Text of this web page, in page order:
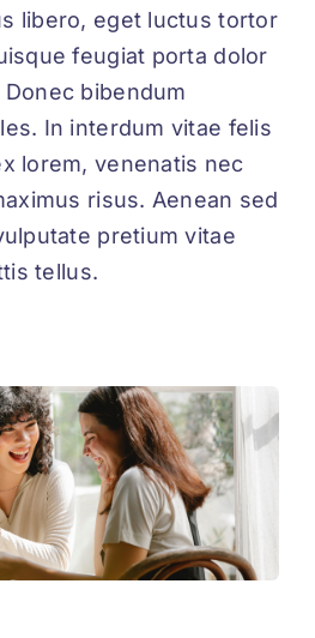
libero, eget luctus tortor
feugiat porta dolor
bibendum
In interdum vitae felis
lorem, venenatis nec
risus. Aenean sed
pretium vitae
tellus.